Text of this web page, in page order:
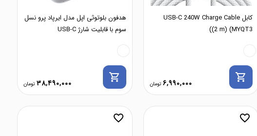
کابل USB-C 240W Charge Cable
(2 m) (MYQT3)
6,990,000
shopping_cart
هدفون بلوتوثی اپل مدل ایرپاد پرو نسل
سوم با قابلیت شارژ USB-C
38,490,000
shopping_cart
favorite_border
favorite_border